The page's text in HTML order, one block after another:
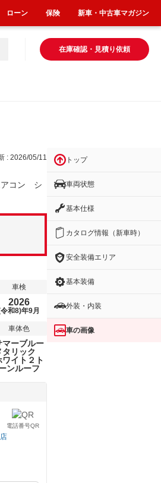
在庫確認・見積り依頼
: 2026/05/11
コン シ
車検
2026
和8)年9月
車体色
マーブルー
タリック
ワイト２ト
ンルーフ
電話番号QR
トップ
車両状態
基本仕様
カタログ情報（新車時）
安全装備エリア
基本装備
外装・内装
車の画像
ローン 保険 新車・中古車マガジン